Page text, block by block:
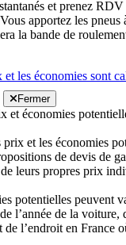
et prenez
apportez les pneus
la bande de
les économies sont
Fermer
et économies
et les économies
de devis de
leurs propres prix
potentielles peuvent
l’année de la
de l’endroit en France